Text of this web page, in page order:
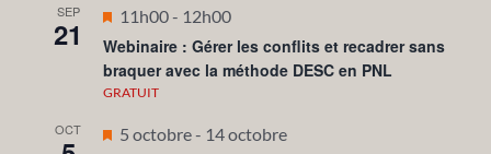
SEP
21
Mis
en
avant
11h00- 12h00
Webinaire : Gérer les conflits et recadrer sans
braquer avec la méthode DESC en PNL
GRATUIT
OCT
Mis
5 octobre- 14 octobre